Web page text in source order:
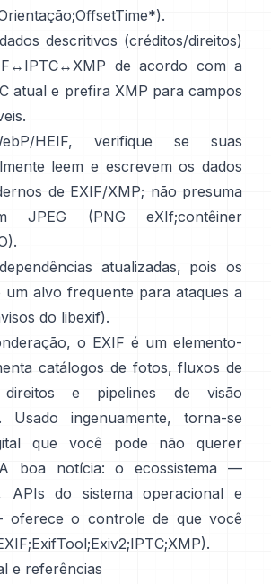
;OffsetTime*).
descritivos (créditos/direitos)
de acordo com a
atual e prefira XMP para campos
HEIF, verifique se suas
leem e escrevem os dados
de EXIF/XMP; não presuma
JPEG (PNG eXIf;contêiner
).
atualizadas, pois os
um alvo frequente para ataques a
do libexif).
o EXIF é um elemento-
catálogos de fotos, fluxos de
e pipelines de visão
Usado ingenuamente, torna-se
que você pode não querer
boa notícia: o ecossistema —
APIs do sistema operacional e
oferece o controle de que você
;ExifTool;Exiv2;IPTC;XMP).
e referências